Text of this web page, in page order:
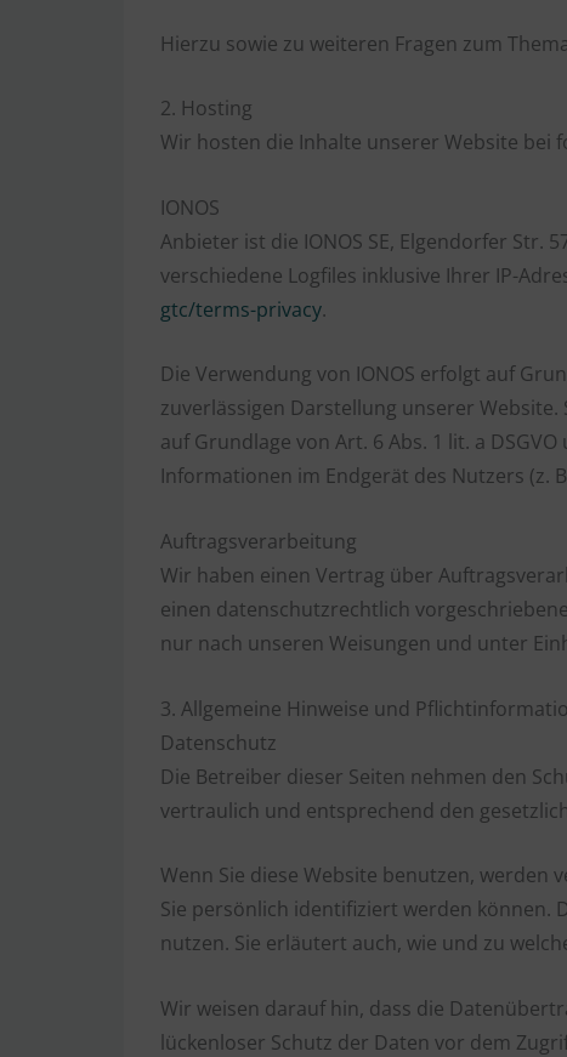
Hierzu sowie zu weiteren Fragen zum
2. Hosting
Wir hosten die Inhalte unserer Website bei
IONOS
Anbieter ist die IONOS SE, Elgendorfer Str.
verschiedene Logfiles inklusive Ihrer IP-
gtc/terms-privacy.
Die Verwendung von IONOS erfolgt auf
zuverlässigen Darstellung unserer
auf Grundlage von Art. 6 Abs. 1 lit. a
Informationen im Endgerät des Nutzers (z.
Auftragsverarbeitung
Wir haben einen Vertrag über
einen datenschutzrechtlich
nur nach unseren Weisungen und unter
3. Allgemeine Hinweise und
Datenschutz
Die Betreiber dieser Seiten nehmen den
vertraulich und entsprechend den
Wenn Sie diese Website benutzen, werden
Sie persönlich identifiziert werden können.
nutzen. Sie erläutert auch, wie und zu
Wir weisen darauf hin, dass die
lückenloser Schutz der Daten vor dem